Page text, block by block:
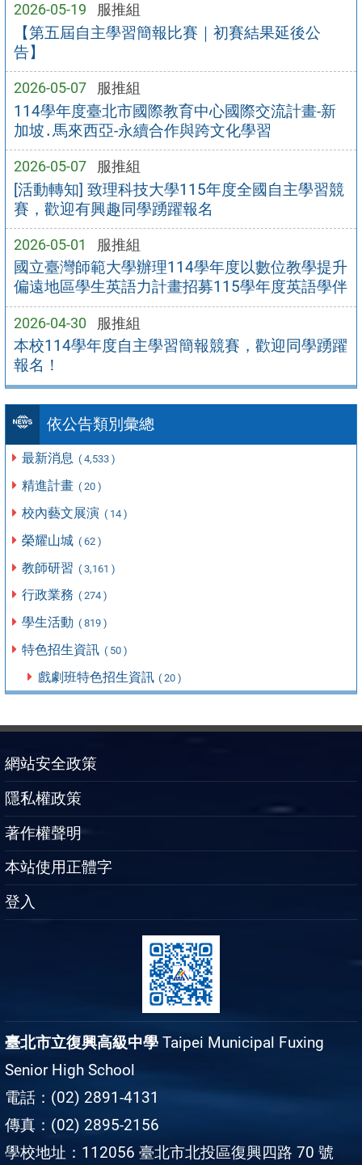
2026-05-19 服推組
【第五屆自主學習簡報比賽｜初賽結果延後公
告】
2026-05-07 服推組
114學年度臺北市國際教育中心國際交流計畫-新
加坡․馬來西亞-永續合作與跨文化學習
2026-05-07 服推組
[活動轉知] 致理科技大學115年度全國自主學習競
賽，歡迎有興趣同學踴躍報名
2026-05-01 服推組
國立臺灣師範大學辦理114學年度以數位教學提升
偏遠地區學生英語力計畫招募115學年度英語學伴
2026-04-30 服推組
本校114學年度自主學習簡報競賽，歡迎同學踴躍
報名！
依公告類別彙總
最新消息 ( 4,533 )
精進計畫 ( 20 )
校內藝文展演 ( 14 )
榮耀山城 ( 62 )
教師研習 ( 3,161 )
行政業務 ( 274 )
學生活動 ( 819 )
特色招生資訊 ( 50 )
戲劇班特色招生資訊 ( 20 )
網站安全政策
隱私權政策
著作權聲明
本站使用正體字
登入
臺北市立復興高級中學 Taipei Municipal Fuxing
Senior High School
電話：(02) 2891-4131
傳真：(02) 2895-2156
學校地址：112056 臺北市北投區復興四路 70 號